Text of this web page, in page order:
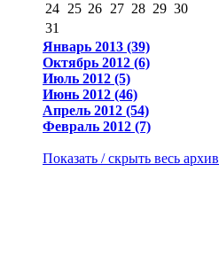
24 25 26 27 28 29 30
31
Январь 2013 (39)
Октябрь 2012 (6)
Июль 2012 (5)
Июнь 2012 (46)
Апрель 2012 (54)
Февраль 2012 (7)
Показать / скрыть весь архив